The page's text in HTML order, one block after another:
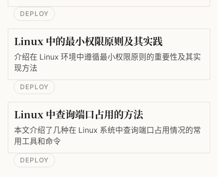
DEPLOY
Linux 中的最小权限原则及其实践
介绍在 Linux 环境中遵循最小权限原则的重要性及其实
现方法
DEPLOY
Linux 中查询端口占用的方法
本文介绍了几种在 Linux 系统中查询端口占用情况的常
用工具和命令
DEPLOY